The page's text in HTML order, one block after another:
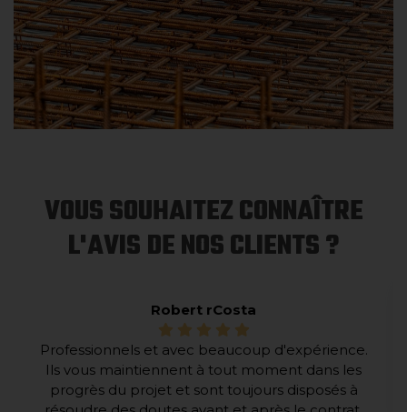
VOUS SOUHAITEZ CONNAÎTRE
L'AVIS DE NOS CLIENTS ?
Robert rCosta
Professionnels et avec beaucoup d'expérience.
Ils vous maintiennent à tout moment dans les
progrès du projet et sont toujours disposés à